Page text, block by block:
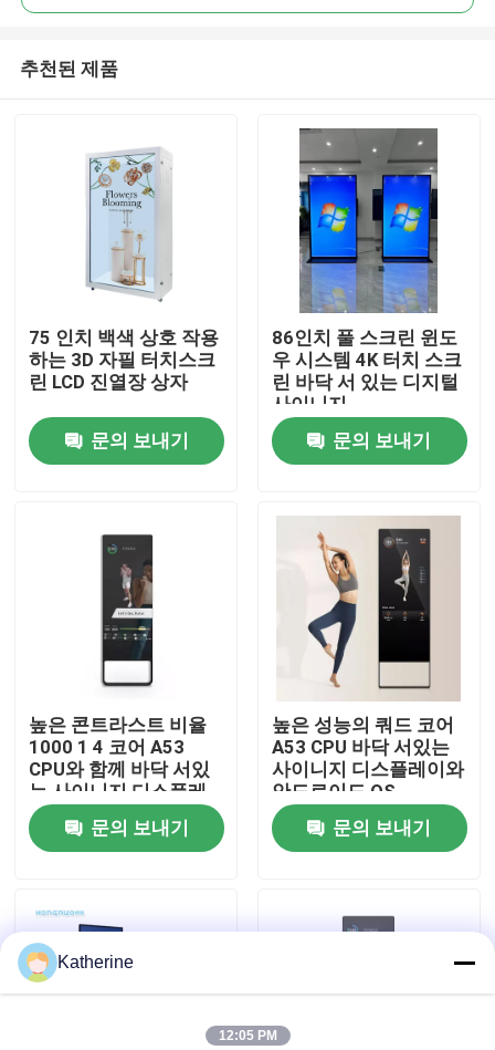
회사 소개
공장 투어
품질 관리
연락처
견적 요청
추천된 제품
75 인치 백색 상호 작용
하는 3D 자필 터치스크
린 LCD 진열장 상자
문의 보내기
86인치 풀 스크린 윈도
우 시스템 4K 터치 스크
린 바닥 서 있는 디지털
사이니지
문의 보내기
높은 콘트라스트 비율
1000 1 4 코어 A53
CPU와 함께 바닥 서있
는 사이니지 디스플레
이
문의 보내기
높은 성능의 쿼드 코어
A53 CPU 바닥 서있는
사이니지 디스플레이와
안드로이드 OS
문의 보내기
Katherine
12:05 PM